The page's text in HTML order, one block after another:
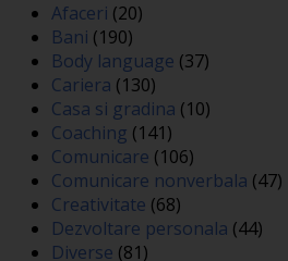
Afaceri (20)
Bani (190)
Body language (37)
Cariera (130)
Casa si gradina (10)
Coaching (141)
Comunicare (106)
Comunicare nonverbala (47)
Creativitate (68)
Dezvoltare personala (44)
Diverse (81)